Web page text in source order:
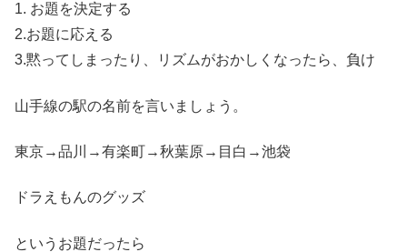
1. お題を決定する
2.お題に応える
3.黙ってしまったり、リズムがおかしくなったら、負け
山手線の駅の名前を言いましょう。
東京→品川→有楽町→秋葉原→目白→池袋
ドラえもんのグッズ
というお題だったら